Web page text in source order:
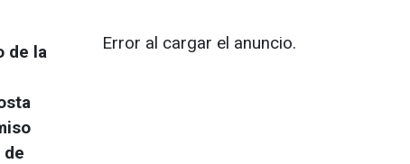
de la
de
Error al cargar el anuncio.